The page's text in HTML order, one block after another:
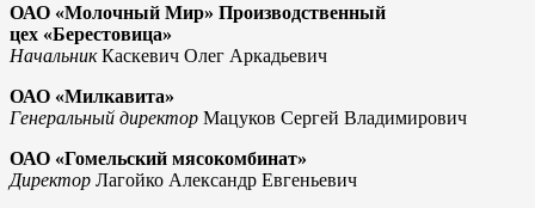
ОАО «Молочный Мир» Производственный
цех «Берестовица»
НачальникКаскевич Олег Аркадьевич
ОАО «Милкавита»
Генеральный директор Мацуков Сергей Владимирович
ОАО «Гомельский мясокомбинат»
Директор Лагойко Александр Евгеньевич